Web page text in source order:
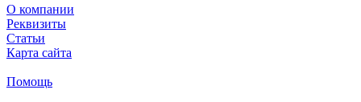
О компании
Реквизиты
Статьи
Карта сайта
Помощь